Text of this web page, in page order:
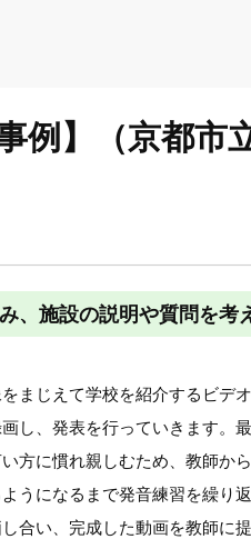
】（京都市
施設の説明や質問を考
まじえて学校を紹介するビデオ
し、発表を行っていきます。
方に慣れ親しむため、教師か
うになるまで発音練習を繰り返
合い、完成した動画を教師に